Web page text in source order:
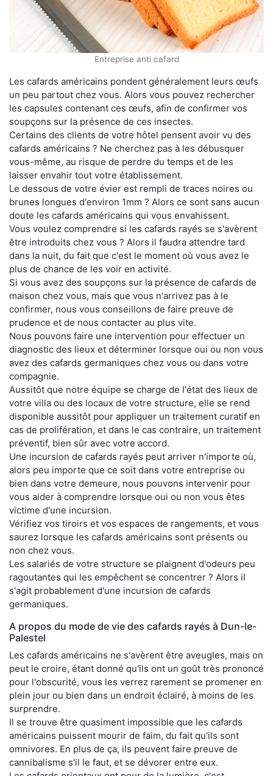
Entreprise anti cafard
Les cafards américains pondent généralement leurs œufs
un peu partout chez vous. Alors vous pouvez rechercher
les capsules contenant ces œufs, afin de confirmer vos
soupçons sur la présence de ces insectes.
Certains des clients de votre hôtel pensent avoir vu des
cafards américains ? Ne cherchez pas à les débusquer
vous-même, au risque de perdre du temps et de les
laisser envahir tout votre établissement.
Le dessous de votre évier est rempli de traces noires ou
brunes longues d'environ 1mm ? Alors ce sont sans aucun
doute les cafards américains qui vous envahissent.
Vous voulez comprendre si les cafards rayés se s'avèrent
être introduits chez vous ? Alors il faudra attendre tard
dans la nuit, du fait que c'est le moment où vous avez le
plus de chance de les voir en activité.
Si vous avez des soupçons sur la présence de cafards de
maison chez vous, mais que vous n'arrivez pas à le
confirmer, nous vous conseillons de faire preuve de
prudence et de nous contacter au plus vite.
Nous pouvons faire une intervention pour effectuer un
diagnostic des lieux et déterminer lorsque oui ou non vous
avez des cafards germaniques chez vous ou dans votre
compagnie.
Aussitôt que notre équipe se charge de l'état des lieux de
votre villa ou des locaux de votre structure, elle se rend
disponible aussitôt pour appliquer un traitement curatif en
cas de prolifération, et dans le cas contraire, un traitement
préventif, bien sûr avec votre accord.
Une incursion de cafards rayés peut arriver n'importe où,
alors peu importe que ce soit dans votre entreprise ou
bien dans votre demeure, nous pouvons intervenir pour
vous aider à comprendre lorsque oui ou non vous êtes
victime d'une incursion.
Vérifiez vos tiroirs et vos espaces de rangements, et vous
saurez lorsque les cafards américains sont présents ou
non chez vous.
Les salariés de votre structure se plaignent d'odeurs peu
ragoutantes qui les empêchent se concentrer ? Alors il
s'agit probablement d'une incursion de cafards
germaniques.
A propos du mode de vie des cafards rayés à Dun-le-
Palestel
Les cafards américains ne s'avèrent être aveugles, mais on
peut le croire, étant donné qu'ils ont un goût très prononcé
pour l'obscurité, vous les verrez rarement se promener en
plein jour ou bien dans un endroit éclairé, à moins de les
surprendre.
Il se trouve être quasiment impossible que les cafards
américains puissent mourir de faim, du fait qu'ils sont
omnivores. En plus de ça, ils peuvent faire preuve de
cannibalisme s'il le faut, et se dévorer entre eux.